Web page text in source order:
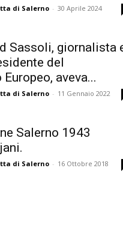
di Salerno - 30 Aprile 2024
Sassoli, giornalista
del
aveva...
di Salerno - 11 Gennaio 2022
Salerno 1943
di Salerno - 16 Ottobre 2018